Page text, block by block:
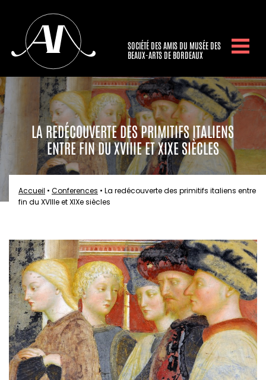
SOCIÉTÉ DES AMIS DU MUSÉE DES
BEAUX-ARTS DE BORDEAUX
LA REDÉCOUVERTE DES PRIMITIFS ITALIENS
ENTRE FIN DU XVIIIE ET XIXE SIÈCLES
Accueil • Conferences • La redécouverte des primitifs italiens entre
fin du XVIIIe et XIXe siècles